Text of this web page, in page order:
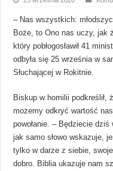
– Nas wszystkich:
Boże, to Ono nas uczy, jak
który pobłogosławił 41
odbyła się 25 września w
Słuchającej w Rokitnie.
Biskup w homilii podkreślił,
możemy odkryć wartość
powołanie. – Będziecie dziś
jak samo słowo wskazuje,
tylko w darze z siebie,
dobro. Biblia ukazuje nam